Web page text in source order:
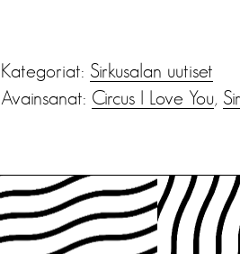
Kategoriat: Sirkusalan uutiset
Avainsanat: Circus I Love You,